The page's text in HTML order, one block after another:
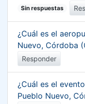
Sin respuestas
¿Cuál es el
Nuevo, Córdoba
Responder
¿Cuál es el
Pueblo Nuevo,